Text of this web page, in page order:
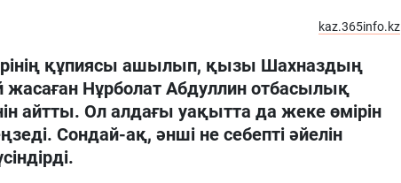
kaz.365info.kz
құпиясы ашылып, қызы Шахназдың
жасаған Нұрболат Абдуллин отбасылық
айтты. Ол алдағы уақытта да жеке өмірін
Сондай-ақ, әнші не себепті әйелін